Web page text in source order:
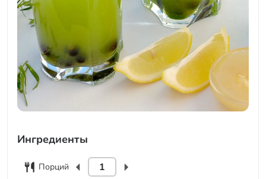
Ингредиенты
Порций